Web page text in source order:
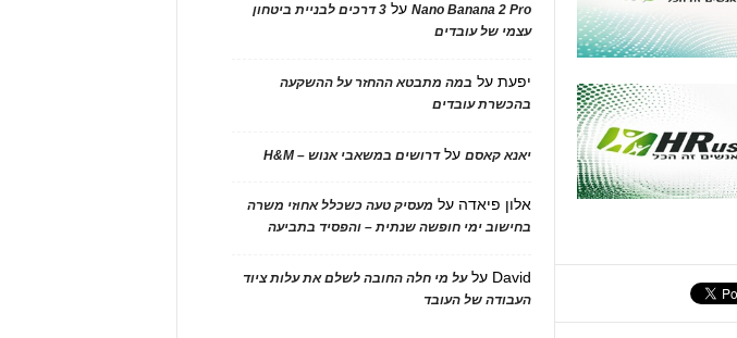
Nano Banana 2 Proעל 3 דרכים לבניית ביטחון
עצמי של עובדים
יפעתעל במה מתבטא ההחזר על ההשקעה
בהכשרת עובדים
יאנא קאסםעלדרושים במשאבי אנוש – H&M
אלון פיאדה על מעסיק טעה כשכלל אחוזי משרה
בחישוב ימי חופשה שנתית – והפסיד בתביעה
David עלעל מי חלה החובה לשלם את עלות ציוד
העבודה של העובד